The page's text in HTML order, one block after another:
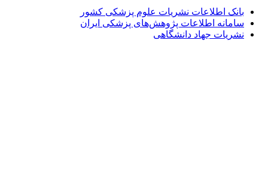
بانک اطلاعات نشریات علوم پزشکی کشور
سامانه اطلاعات پژوهش‌های پزشکی ایران
نشریات جهاد دانشگاهی